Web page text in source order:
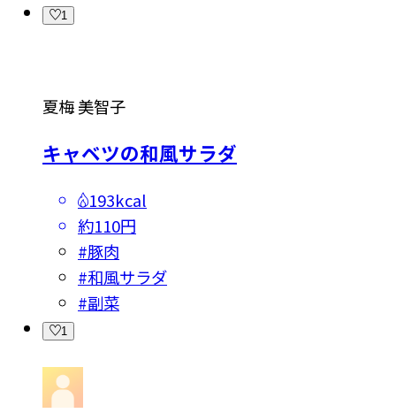
1
夏梅 美智子
キャベツの和風サラダ
193kcal
約110円
#豚肉
#和風サラダ
#副菜
1